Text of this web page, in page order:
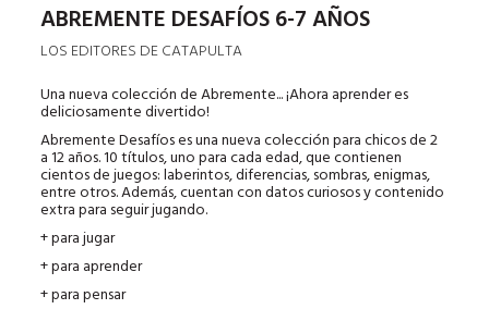
ABREMENTE DESAFÍOS 6-7 AÑOS
LOS EDITORES DE CATAPULTA
Una nueva colección de Abremente... ¡Ahora aprender es
deliciosamente divertido!
Abremente Desafíos es una nueva colección para chicos de 2
a 12 años. 10 títulos, uno para cada edad, que contienen
cientos de juegos: laberintos, diferencias, sombras, enigmas,
entre otros. Además, cuentan con datos curiosos y contenido
extra para seguir jugando.
+ para jugar
+ para aprender
+ para pensar